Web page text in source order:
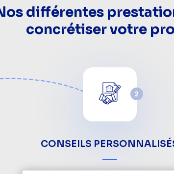
différentes
concrétiser votre
2
CONSEILS